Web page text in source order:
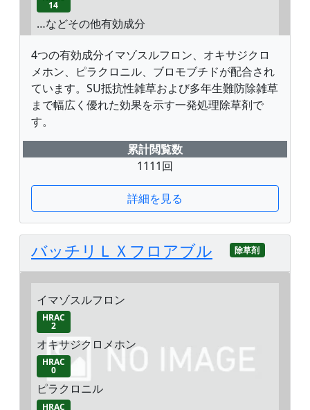
14
…などその他有効成分
4つの有効成分イマゾスルフロン、オキサジクロ
メホン、ピラクロニル、ブロモブチドが配合され
ています。SU抵抗性雑草および多年生難防除雑草
まで幅広く優れた効果を示す一発処理除草剤で
す。
累計閲覧数
1111回
詳細を見る
バッチリＬＸフロアブル 除草剤
イマゾスルフロン
HRAC
2
オキサジクロメホン
HRAC
0
ピラクロニル
HRAC